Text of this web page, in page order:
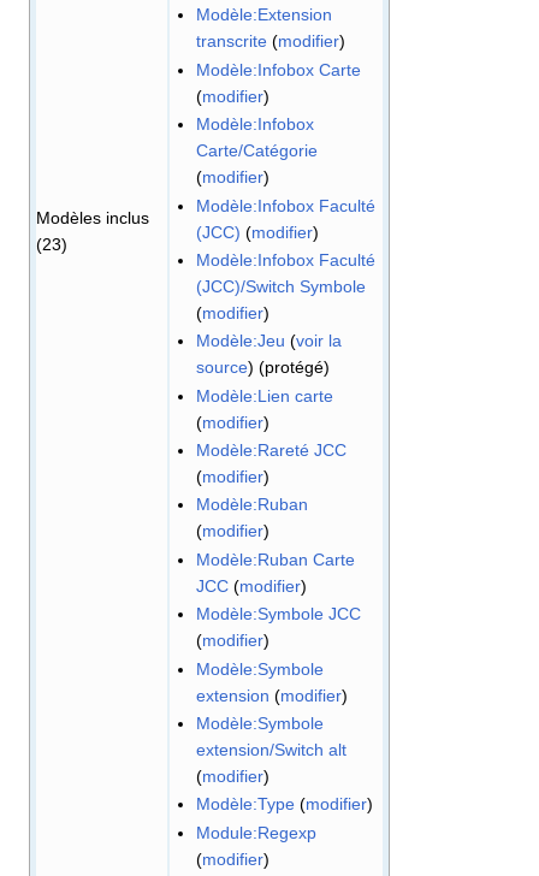
Modèles inclus
(23)
Modèle:Extension
transcrite (modifier)
Modèle:Infobox Carte
(modifier)
Modèle:Infobox
Carte/Catégorie
(modifier)
Modèle:Infobox Faculté
(JCC) (modifier)
Modèle:Infobox Faculté
(JCC)/Switch Symbole
(modifier)
Modèle:Jeu (voir la
source) (protégé)
Modèle:Lien carte
(modifier)
Modèle:Rareté JCC
(modifier)
Modèle:Ruban
(modifier)
Modèle:Ruban Carte
JCC (modifier)
Modèle:Symbole JCC
(modifier)
Modèle:Symbole
extension (modifier)
Modèle:Symbole
extension/Switch alt
(modifier)
Modèle:Type (modifier)
Module:Regexp
(modifier)